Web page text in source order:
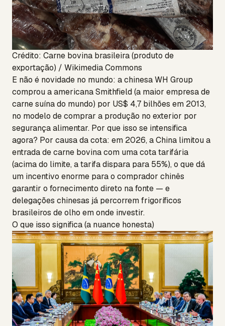
Crédito: Carne bovina brasileira (produto de
exportação) / Wikimedia Commons
E não é novidade no mundo: a chinesa WH Group
comprou a americana Smithfield (a maior empresa de
carne suína do mundo) por US$ 4,7 bilhões em 2013,
no modelo de comprar a produção no exterior por
segurança alimentar. Por que isso se intensifica
agora? Por causa da cota: em 2026, a China limitou a
entrada de carne bovina com uma cota tarifária
(acima do limite, a tarifa dispara para 55%), o que dá
um incentivo enorme para o comprador chinês
garantir o fornecimento direto na fonte — e
delegações chinesas já percorrem frigoríficos
brasileiros de olho em onde investir.
O que isso significa (a nuance honesta)